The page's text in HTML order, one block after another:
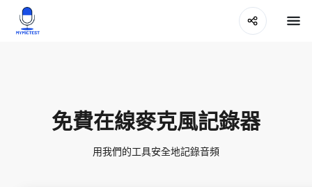
免費在線麥克風記錄器
用我們的工具安全地記錄音頻